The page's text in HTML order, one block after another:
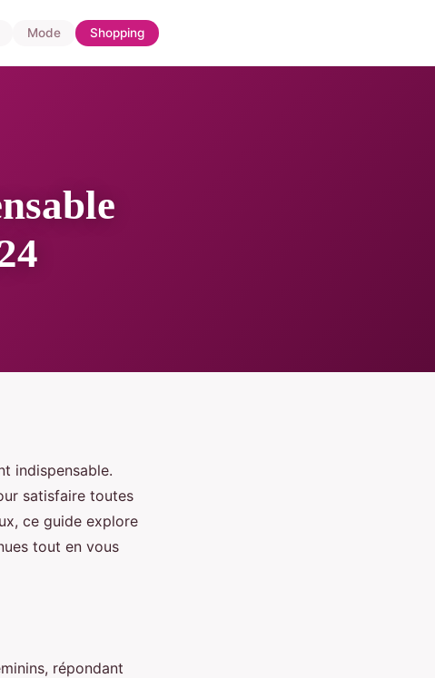
Mode Shopping
indispensable.
satisfaire toutes
ce guide explore
tout en vous
répondant